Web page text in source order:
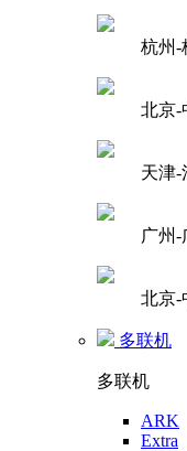
杭州-
北京-
天津-
广州
北京-
多联机
多联机
ARK
Extra